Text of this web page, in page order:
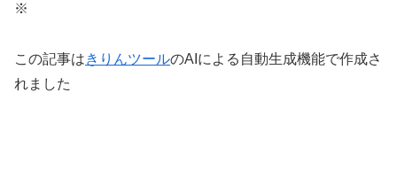
※
この記事はきりんツールのAIによる自動生成機能で作成さ
れました